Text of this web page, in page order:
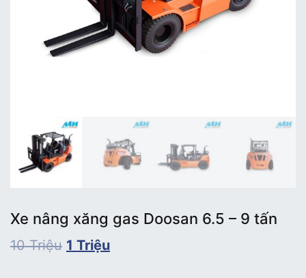
Xe nâng xăng gas Doosan 6.5 – 9 tấn
10Triệu 1 Triệu